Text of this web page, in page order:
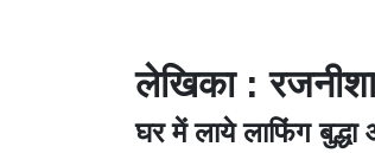
लेखिका : रजनीशा
घर में लाये लाफिंग